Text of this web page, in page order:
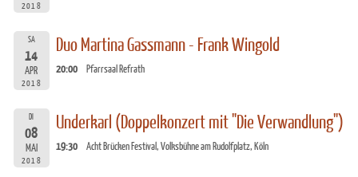
2018
SA
14
APR
2018
Duo Martina Gassmann - Frank Wingold
20:00 Pfarrsaal Refrath
DI
08
MAI
2018
Underkarl (Doppelkonzert mit "Die Verwandlung")
19:30 Acht Brücken Festival, Volksbühne am Rudolfplatz, Köln